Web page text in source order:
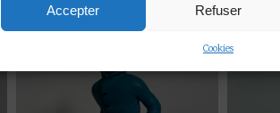
Accepter Refuser
Cookies